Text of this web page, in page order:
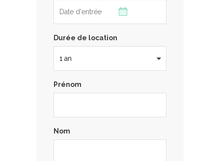
Durée de location
Prénom
Nom